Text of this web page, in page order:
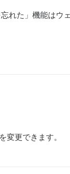
れた」機能はウ
変更できます。